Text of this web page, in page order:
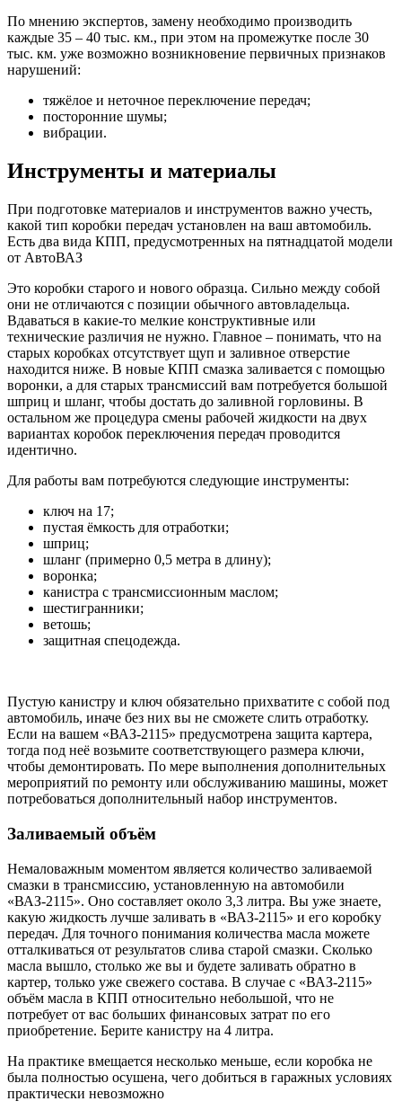
По мнению экспертов, замену необходимо производить
каждые 35 – 40 тыс. км., при этом на промежутке после 30
тыс. км. уже возможно возникновение первичных признаков
нарушений:
тяжёлое и неточное переключение передач;
посторонние шумы;
вибрации.
Инструменты и материалы
При подготовке материалов и инструментов важно учесть,
какой тип коробки передач установлен на ваш автомобиль.
Есть два вида КПП, предусмотренных на пятнадцатой модели
от АвтоВАЗ
Это коробки старого и нового образца. Сильно между собой
они не отличаются с позиции обычного автовладельца.
Вдаваться в какие-то мелкие конструктивные или
технические различия не нужно. Главное – понимать, что на
старых коробках отсутствует щуп и заливное отверстие
находится ниже. В новые КПП смазка заливается с помощью
воронки, а для старых трансмиссий вам потребуется большой
шприц и шланг, чтобы достать до заливной горловины. В
остальном же процедура смены рабочей жидкости на двух
вариантах коробок переключения передач проводится
идентично.
Для работы вам потребуются следующие инструменты:
ключ на 17;
пустая ёмкость для отработки;
шприц;
шланг (примерно 0,5 метра в длину);
воронка;
канистра с трансмиссионным маслом;
шестигранники;
ветошь;
защитная спецодежда.
Пустую канистру и ключ обязательно прихватите с собой под
автомобиль, иначе без них вы не сможете слить отработку.
Если на вашем «ВАЗ-2115» предусмотрена защита картера,
тогда под неё возьмите соответствующего размера ключи,
чтобы демонтировать. По мере выполнения дополнительных
мероприятий по ремонту или обслуживанию машины, может
потребоваться дополнительный набор инструментов.
Заливаемый объём
Немаловажным моментом является количество заливаемой
смазки в трансмиссию, установленную на автомобили
«ВАЗ-2115». Оно составляет около 3,3 литра. Вы уже знаете,
какую жидкость лучше заливать в «ВАЗ-2115» и его коробку
передач. Для точного понимания количества масла можете
отталкиваться от результатов слива старой смазки. Сколько
масла вышло, столько же вы и будете заливать обратно в
картер, только уже свежего состава. В случае с «ВАЗ-2115»
объём масла в КПП относительно небольшой, что не
потребует от вас больших финансовых затрат по его
приобретение. Берите канистру на 4 литра.
На практике вмещается несколько меньше, если коробка не
была полностью осушена, чего добиться в гаражных условиях
практически невозможно